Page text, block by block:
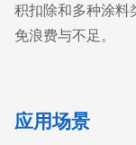
积扣除和多种涂料
免浪费与不足。
应用场景